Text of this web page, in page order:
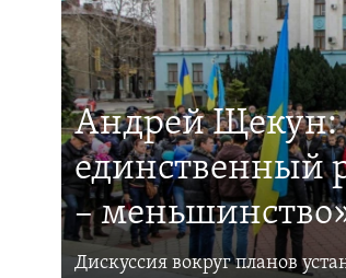
Андрей
единственный
–
Дискуссия вокруг планов